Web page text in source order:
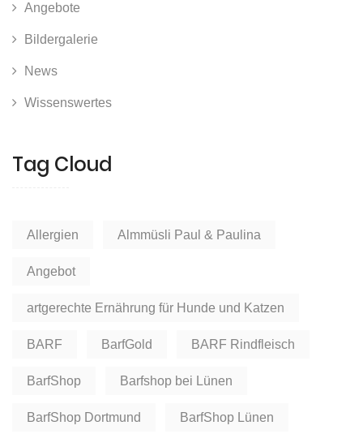
Angebote
Bildergalerie
News
Wissenswertes
Tag Cloud
Allergien Almmüsli Paul & Paulina
Angebot
artgerechte Ernährung für Hunde und Katzen
BARF BarfGold BARF Rindfleisch
BarfShop Barfshop bei Lünen
BarfShop Dortmund BarfShop Lünen